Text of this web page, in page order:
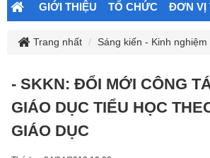
GIỚI THIỆU TỔ CHỨC ĐƠN VỊ
Trang nhất Sáng kiến - Kinh nghiệm
- SKKN: ĐỔI MỚI CÔNG
GIÁO DỤC TIỂU HỌC
GIÁO DỤC